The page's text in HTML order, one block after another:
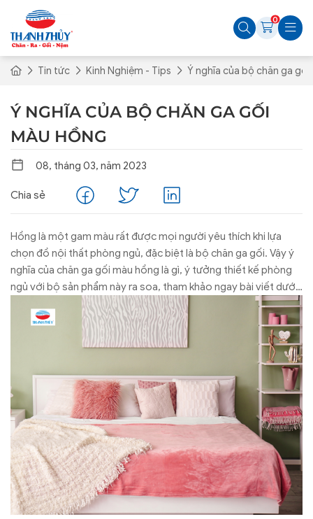
0
Tin tức Kinh Nghiệm - Tips Ý nghĩa của bộ chăn ga
Ý NGHĨA CỦA BỘ CHĂN GA GỐI
MÀU HỒNG
08, tháng 03, năm 2023
Chia sẻ
Hồng là một gam màu rất được mọi người yêu thích khi lựa
chọn đồ nội thất phòng ngủ, đặc biệt là bộ chăn ga gối. Vậy ý
nghĩa của chăn ga gối màu hồng là gì, ý tưởng thiết kế phòng
ngủ với bộ sản phẩm này ra soa, tham khảo ngay bài viết dưới
đây để hiểu rõ hơn bạn nhé!